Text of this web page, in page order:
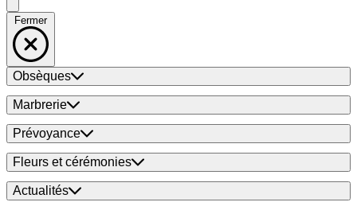
Fermer
Obsèques
Marbrerie
Prévoyance
Fleurs et cérémonies
Actualités